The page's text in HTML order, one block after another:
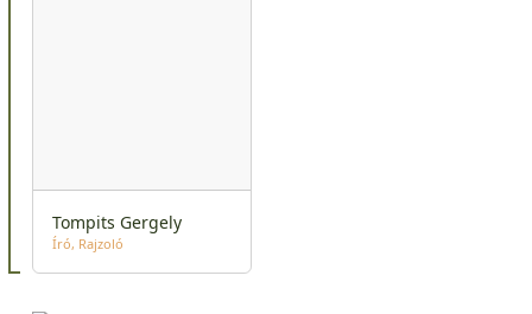
Tompits Gergely
Író Rajzoló